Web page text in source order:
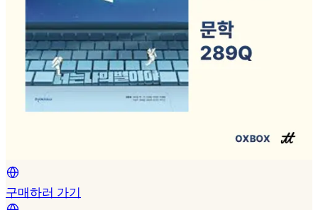
구매하러 가기